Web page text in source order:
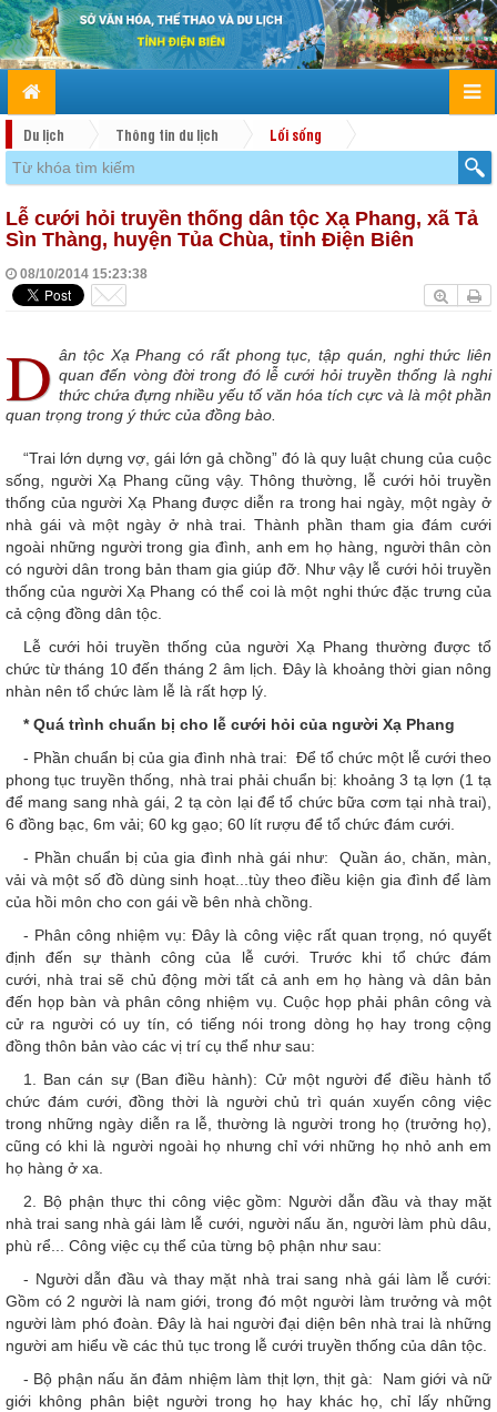
Du lịch Thông tin du lịch Lối sống
Lễ cưới hỏi truyền thống dân tộc Xạ Phang, xã Tả
Sìn Thàng, huyện Tủa Chùa, tỉnh Điện Biên
08/10/2014 15:23:38
D ân tộc Xạ Phang có rất phong tục, tập quán, nghi thức liên
quan đến vòng đời trong đó lễ cưới hỏi truyền thống là nghi
thức chứa đựng nhiều yếu tố văn hóa tích cực và là một phần
quan trọng trong ý thức của đồng bào.
“Trai lớn dựng vợ, gái lớn gả chồng” đó là quy luật chung của cuộc
sống, người Xạ Phang cũng vậy. Thông thường, lễ cưới hỏi truyền
thống của người Xạ Phang được diễn ra trong hai ngày, một ngày ở
nhà gái và một ngày ở nhà trai. Thành phần tham gia đám cưới
ngoài những người trong gia đình, anh em họ hàng, người thân còn
có người dân trong bản tham gia giúp đỡ. Như vậy lễ cưới hỏi truyền
thống của người Xạ Phang có thể coi là một nghi thức đặc trưng của
cả cộng đồng dân tộc.
Lễ cưới hỏi truyền thống của người Xạ Phang thường được tổ
chức từ tháng 10 đến tháng 2 âm lịch. Đây là khoảng thời gian nông
nhàn nên tổ chức làm lễ là rất hợp lý.
* Quá trình chuẩn bị cho lễ cưới hỏi của người Xạ Phang
- Phần chuẩn bị của gia đình nhà trai: Để tổ chức một lễ cưới theo
phong tục truyền thống, nhà trai phải chuẩn bị: khoảng 3 tạ lợn (1 tạ
để mang sang nhà gái, 2 tạ còn lại để tổ chức bữa cơm tại nhà trai),
6 đồng bạc, 6m vải; 60 kg gạo; 60 lít rượu để tổ chức đám cưới.
- Phần chuẩn bị của gia đình nhà gái như: Quần áo, chăn, màn,
vải và một số đồ dùng sinh hoạt...tùy theo điều kiện gia đình để làm
của hồi môn cho con gái về bên nhà chồng.
- Phân công nhiệm vụ: Đây là công việc rất quan trọng, nó quyết
định đến sự thành công của lễ cưới. Trước khi tổ chức đám
cưới, nhà trai sẽ chủ động mời tất cả anh em họ hàng và dân bản
đến họp bàn và phân công nhiệm vụ. Cuộc họp phải phân công và
cử ra người có uy tín, có tiếng nói trong dòng họ hay trong cộng
đồng thôn bản vào các vị trí cụ thể như sau:
1. Ban cán sự (Ban điều hành): Cử một người để điều hành tổ
chức đám cưới, đồng thời là người chủ trì quán xuyến công việc
trong những ngày diễn ra lễ, thường là người trong họ (trưởng họ),
cũng có khi là người ngoài họ nhưng chỉ với những họ nhỏ anh em
họ hàng ở xa.
2. Bộ phận thực thi công việc gồm: Người dẫn đầu và thay mặt
nhà trai sang nhà gái làm lễ cưới, người nấu ăn, người làm phù dâu,
phù rể... Công việc cụ thể của từng bộ phận như sau:
- Người dẫn đầu và thay mặt nhà trai sang nhà gái làm lễ cưới:
Gồm có 2 người là nam giới, trong đó một người làm trưởng và một
người làm phó đoàn. Đây là hai người đại diện bên nhà trai là những
người am hiểu về các thủ tục trong lễ cưới truyền thống của dân tộc.
- Bộ phận nấu ăn đảm nhiệm làm thịt lợn, thịt gà: Nam giới và nữ
giới không phân biệt người trong họ hay khác họ, chỉ lấy những